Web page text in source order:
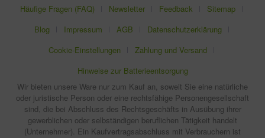
Häufige Fragen (FAQ)
Newsletter Feedback
Sitemap
Blog
Impressum AGB
Datenschutzerklärung
Cookie-Einstellungen
Zahlung und Versand
Hinweise zur Batterieentsorgung
Wir bieten unsere Ware nur zum Kauf an, soweit Sie eine natürliche
oder juristische Person oder eine rechtsfähige Personengesellschaft
sind, die bei Abschluss des Rechtsgeschäfts in Ausübung ihrer
gewerblichen oder selbständigen beruflichen Tätigkeit handelt
(Unternehmer). Ein Kaufvertragsabschluss mit Verbrauchern ist